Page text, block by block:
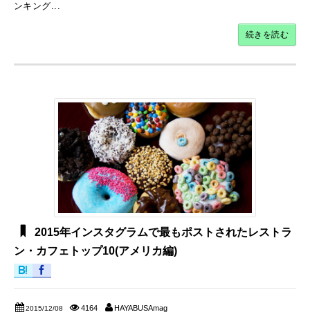
ンキング...
続きを読む
2015年インスタグラムで最もポストされたレストラ
ン・カフェトップ10(アメリカ編)
2015/12/08 4164 HAYABUSAmag